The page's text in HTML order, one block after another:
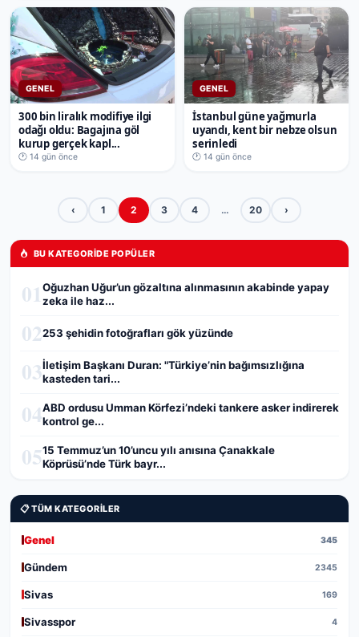
GENEL
300 bin liralık modifiye ilgi
odağı oldu: Bagajına göl
kurup gerçek kapl...
🕐 14 gün önce
GENEL
İstanbul güne yağmurla
uyandı, kent bir nebze olsun
serinledi
🕐 14 gün önce
‹ 1 2 3 4 … 20 ›
BU KATEGORIDE POPÜLER
01Oğuzhan Uğur’un gözaltına alınmasının akabinde yapay
zeka ile haz...
02253 şehidin fotoğrafları gök yüzünde
03İletişim Başkanı Duran: "Türkiye’nin bağımsızlığına
kasteden tari...
04ABD ordusu Umman Körfezi’ndeki tankere asker indirerek
kontrol ge...
0515 Temmuz’un 10’uncu yılı anısına Çanakkale
Köprüsü’nde Türk bayr...
📋 TÜM KATEGORILER
Genel 345
Gündem 2345
Sivas 169
Sivasspor 4